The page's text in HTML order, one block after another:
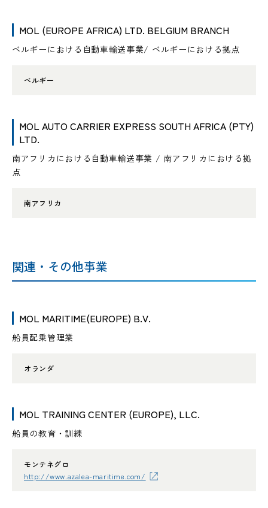
MOL (EUROPE AFRICA) LTD. BELGIUM BRANCH
ベルギーにおける自動車輸送事業/ ベルギーにおける拠点
ベルギー
MOL AUTO CARRIER EXPRESS SOUTH AFRICA (PTY)
LTD.
南アフリカにおける自動車輸送事業 / 南アフリカにおける拠
点
南アフリカ
関連・その他事業
MOL MARITIME(EUROPE) B.V.
船員配乗管理業
オランダ
MOL TRAINING CENTER (EUROPE), LLC.
船員の教育・訓練
モンテネグロ
http://www.azalea-maritime.com/